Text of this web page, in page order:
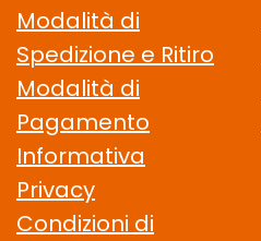
Modalità di
Spedizione e Ritiro
Modalità di
Pagamento
Informativa
Privacy
Condizioni di